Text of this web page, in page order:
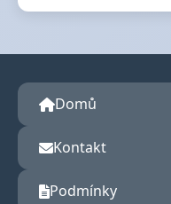
Domů
Kontakt
Podmínky